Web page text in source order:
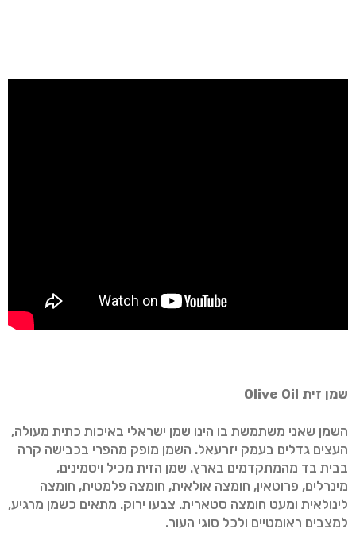
שמן זית Olive Oil
השמן שאני משתמשת בו הינו שמן ישראלי באיכות כתית מעולה,
העצים גדלים בעמק יזרעאל. השמן מופק מהפרי בכבישה קרה
בבית בד מהמתקדמים בארץ. שמן הזית מכיל ויטמינים,
מינרלים, פרוטאין, חומצה אולאית, חומצה פלמטית, חומצה
לינולאית ומעט חומצה סטארית. צבעו ירוק. מתאים כשמן מרגיע,
למצבים ראומטיים ולכל סוגי העור.